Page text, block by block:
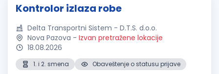
Kontrolor izlaza robe
Delta Transportni Sistem - D.T.S. d.o.o.
Nova Pazova - Izvan pretražene lokacije
18.08.2026
1. i 2. smena
Obaveštenje o statusu prijave